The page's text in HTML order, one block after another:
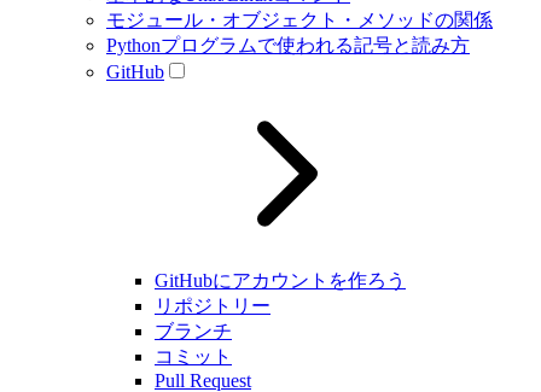
モジュール・オブジェクト・メソッドの関係
Pythonプログラムで使われる記号と読み方
GitHub
GitHubにアカウントを作ろう
リポジトリー
ブランチ
コミット
Pull Request